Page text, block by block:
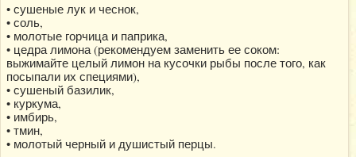
• сушеные лук и чеснок,
• соль,
• молотые горчица и паприка,
• цедра лимона (рекомендуем заменить ее соком:
выжимайте целый лимон на кусочки рыбы после того, как
посыпали их специями),
• сушеный базилик,
• куркума,
• имбирь,
• тмин,
• молотый черный и душистый перцы.